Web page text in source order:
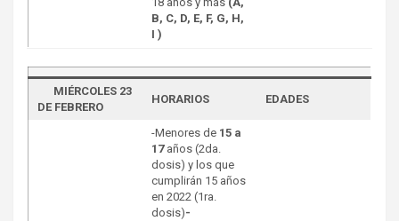
B, C, D, E, F, G, H,
I )
MIÉRCOLES 23
DE FEBRERO
HORARIOS EDADES
-Menores de 15 a
17años (2da.
dosis) y los que
cumplirán 15 años
en 2022 (1ra.
dosis)-